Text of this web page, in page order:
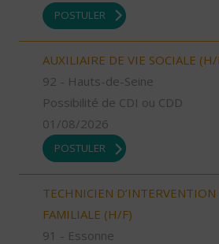
POSTULER
AUXILIAIRE DE VIE SOCIALE (H/
92 - Hauts-de-Seine
Possibilité de CDI ou CDD
01/08/2026
POSTULER
TECHNICIEN D’INTERVENTION
FAMILIALE (H/F)
91 - Essonne